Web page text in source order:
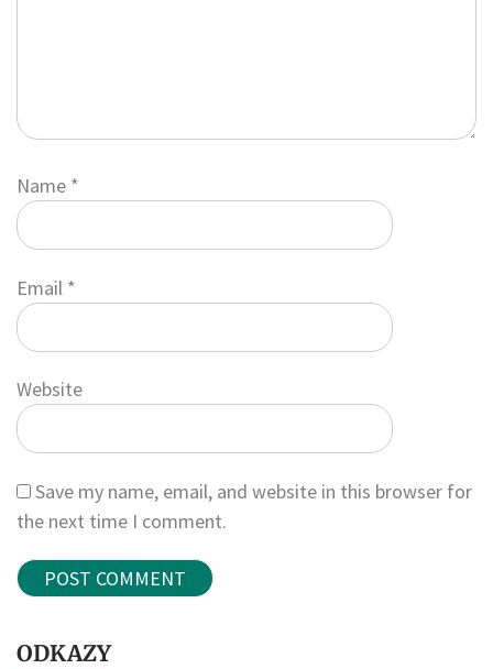
Name *
Email *
Website
Save my name, email, and website in this browser for
the next time I comment.
ODKAZY